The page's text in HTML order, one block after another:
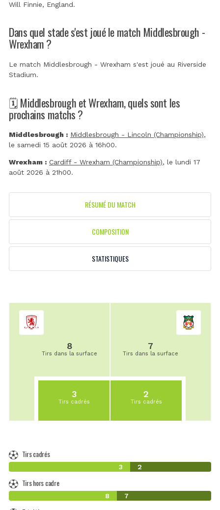
Will Finnie, England.
Dans quel stade s'est joué le match Middlesbrough -
Wrexham ?
Le match Middlesbrough - Wrexham s'est joué au Riverside
Stadium.
🗓️ Middlesbrough et Wrexham, quels sont les
prochains matchs ?
Middlesbrough : Middlesbrough - Lincoln (Championship),
le samedi 15 août 2026 à 16h00.
Wrexham : Cardiff - Wrexham (Championship), le lundi 17
août 2026 à 21h00.
RÉSUMÉ DU MATCH
COMPOSITION
STATISTIQUES
8
Tirs dans la surface
3
Tirs cadrés
7
Tirs dans la surface
2
Tirs cadrés
Tirs cadrés
3 2
Tirs hors cadre
8 7